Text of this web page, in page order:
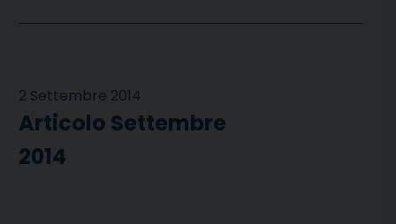
2 Settembre 2014
Articolo Settembre
2014